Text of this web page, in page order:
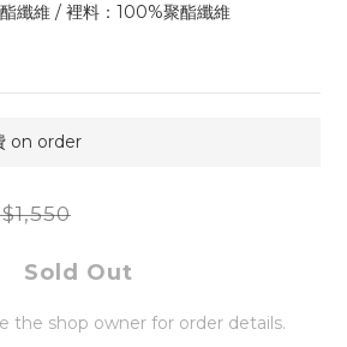
纖維 / 裡料：100%聚酯纖維
on order
Sold Out
the shop owner for order details.